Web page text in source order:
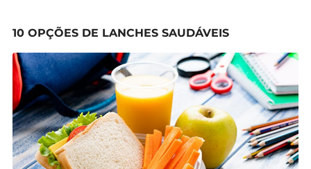
10 OPÇÕES DE LANCHES SAUDÁVEIS